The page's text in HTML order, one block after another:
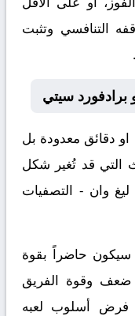
التنافسي وتثبت
برادفورد سيتي
دقائق معدودة بل
التي قد تُغير شكل
وان - التصفيات
سيكون حاضراً بقوة
وقوة الفريق
فرض أسلوب لعبه